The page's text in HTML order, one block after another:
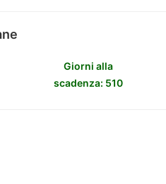
Giorni alla
scadenza: 510